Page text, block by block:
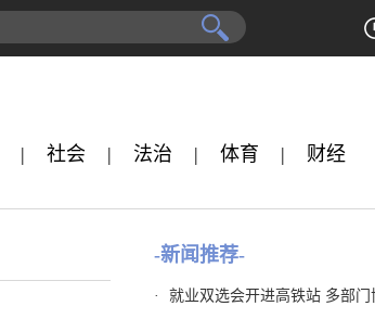
| 社会 | 法治 | 体育 | 财经
-新闻推荐-
·
就业双选会开进高铁站 多部门协